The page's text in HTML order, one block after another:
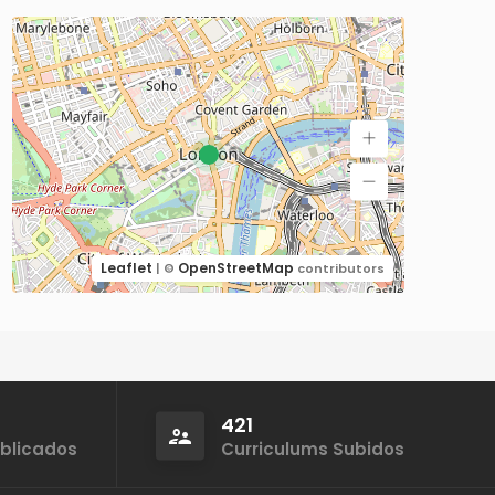
Leaflet | © OpenStreetMap contributors
421
Curriculums Subidos